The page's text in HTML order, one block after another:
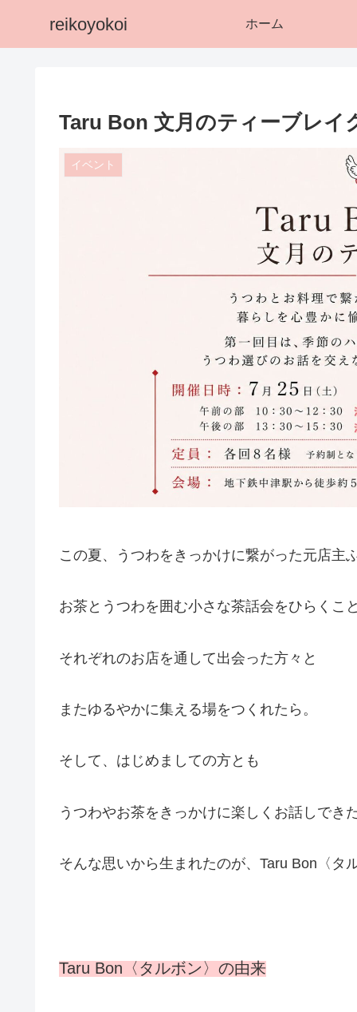
reikoyokoi ホーム
Taru Bon 文月のティーブレイ
イベント
この夏、うつわをきっかけに繋がった元店主
お茶とうつわを囲む小さな茶話会をひらくこ
それぞれのお店を通して出会った方々と
またゆるやかに集える場をつくれたら。
そして、はじめましての方とも
うつわやお茶をきっかけに楽しくお話しでき
そんな思いから生まれたのが、Taru Bon〈タ
Taru Bon〈タルボン〉の由来